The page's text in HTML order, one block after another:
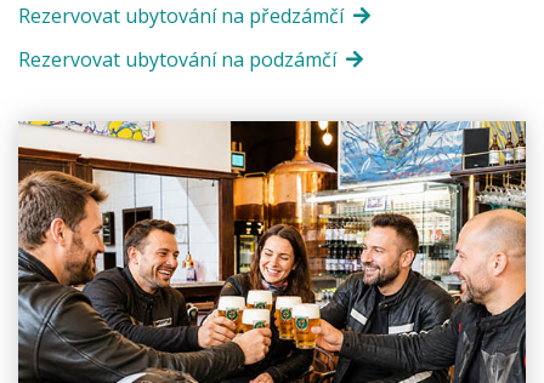
Rezervovat ubytování na předzámčí
Rezervovat ubytování na podzámčí